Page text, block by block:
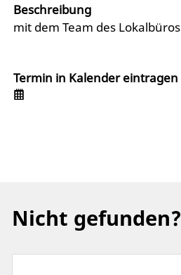
Beschreibung
mit dem Team des Lokalbüros
Termin in Kalender eintragen
Nicht gefunden?